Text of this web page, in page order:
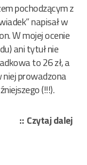
pochodzącym z
napisał w
W mojej ocenie
ani tytuł nie
to 26 zł, a
niej prowadzona
(!!!).
Czytaj dalej